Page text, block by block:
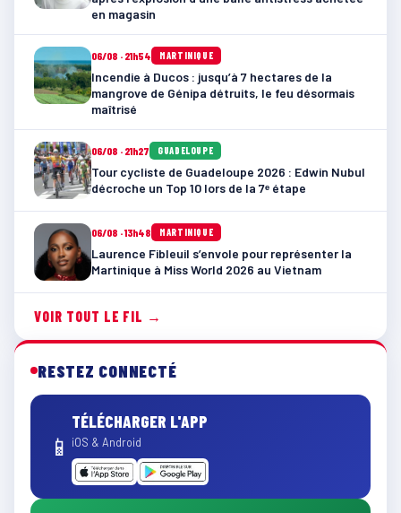
en magasin
06/08 · 21h54 MARTINIQUE
Incendie à Ducos : jusqu’à 7 hectares de la
mangrove de Génipa détruits, le feu désormais
maîtrisé
06/08 · 21h27 GUADELOUPE
Tour cycliste de Guadeloupe 2026 : Edwin Nubul
décroche un Top 10 lors de la 7ᵉ étape
06/08 · 13h48 MARTINIQUE
Laurence Fibleuil s’envole pour représenter la
Martinique à Miss World 2026 au Vietnam
VOIR TOUT LE FIL →
RESTEZ CONNECTÉ
📱
TÉLÉCHARGER L'APP
iOS & Android